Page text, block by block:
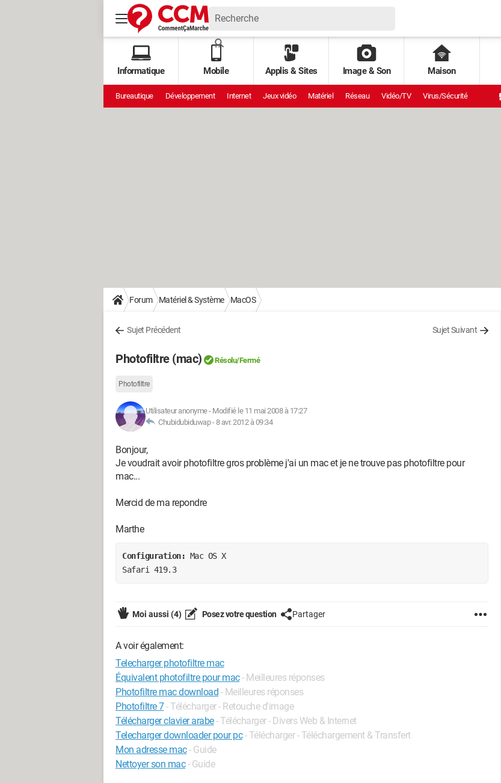
Informatique Mobile Applis & Sites Image & Son Maison
Bureautique Développement Internet Jeux vidéo Matériel Réseau Vidéo/TV Virus/Sécurité
Forum Matériel & Système MacOS
Sujet Précédent Sujet Suivant
Photofiltre (mac) Résolu/Fermé
Photofiltre
Utilisateur anonyme- Modifié le 11 mai 2008 à 17:27
Chubidubiduwap -8 avr. 2012 à 09:34
Bonjour,
Je voudrait avoir photofiltre gros problème j'ai un mac et je ne trouve pas photofiltre pour
mac...
Mercid de ma repondre
Marthe
Configuration: Mac OS X
Safari 419.3
Moi aussi (4) Posez votre question Partager
A voir également:
Telecharger photofiltre mac
Équivalent photofiltre pour mac- Meilleures réponses
Photofiltre mac download - Meilleures réponses
Photofiltre 7- Télécharger - Retouche d'image
Télécharger clavier arabe- Télécharger - Divers Web & Internet
Telecharger downloader pour pc - Télécharger - Téléchargement & Transfert
Mon adresse mac- Guide
Nettoyer son mac - Guide